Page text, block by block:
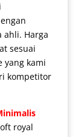
ahli. Harga
sesuai
yang kami
kompetitor
royal